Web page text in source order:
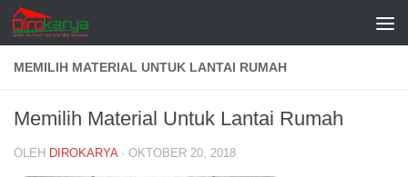
Skip to content
MEMILIH MATERIAL UNTUK LANTAI RUMAH
Memilih Material Untuk Lantai Rumah
OLEH DIROKARYA · OKTOBER 20, 2018